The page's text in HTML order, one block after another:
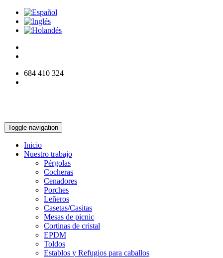
684 410 324
Toggle navigation
Inicio
Nuestro trabajo
Pérgolas
Cocheras
Cenadores
Porches
Leñeros
Casetas/Casitas
Mesas de picnic
Cortinas de cristal
EPDM
Toldos
Establos y Refugios para caballos